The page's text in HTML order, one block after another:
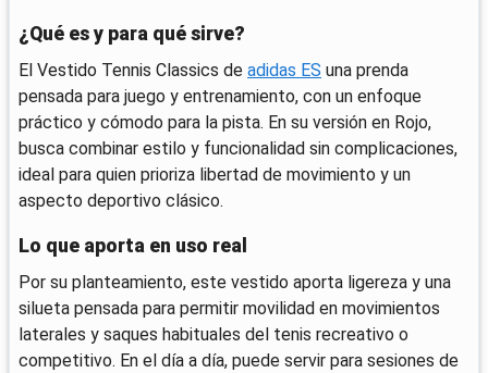
¿Qué es y para qué sirve?
El Vestido Tennis Classics de adidas ES una prenda
pensada para juego y entrenamiento, con un enfoque
práctico y cómodo para la pista. En su versión en Rojo,
busca combinar estilo y funcionalidad sin complicaciones,
ideal para quien prioriza libertad de movimiento y un
aspecto deportivo clásico.
Lo que aporta en uso real
Por su planteamiento, este vestido aporta ligereza y una
silueta pensada para permitir movilidad en movimientos
laterales y saques habituales del tenis recreativo o
competitivo. En el día a día, puede servir para sesiones de